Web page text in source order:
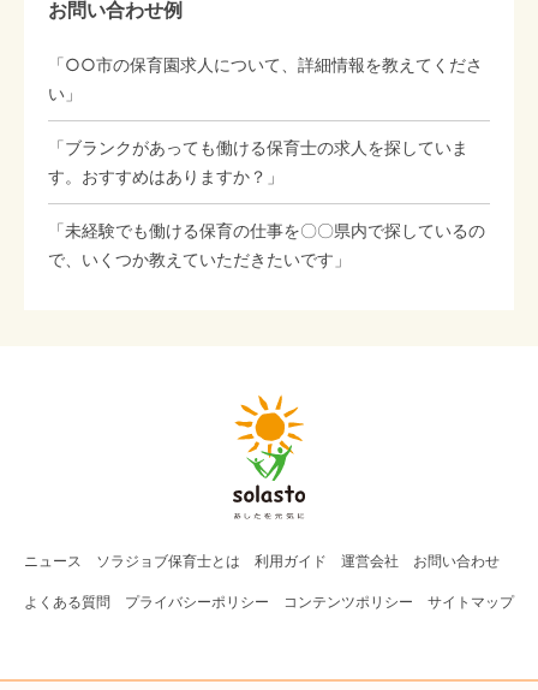
お問い合わせ例
「○○市の保育園求人について、詳細情報を教えてくださ
い」
「ブランクがあっても働ける保育士の求人を探していま
す。おすすめはありますか？」
「未経験でも働ける保育の仕事を〇〇県内で探しているの
で、いくつか教えていただきたいです」
ニュース ソラジョブ保育士とは 利用ガイド 運営会社 お問い合わせ
よくある質問 プライバシーポリシー コンテンツポリシー サイトマップ